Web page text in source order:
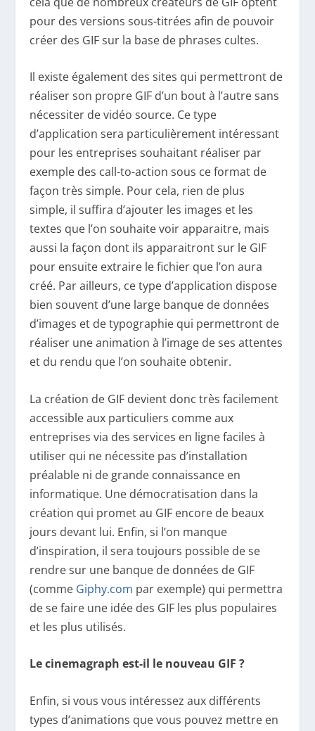
pour des versions sous-titrées afin de pouvoir
créer des GIF sur la base de phrases cultes.
Il existe également des sites qui permettront de
réaliser son propre GIF d’un bout à l’autre sans
nécessiter de vidéo source. Ce type
d’application sera particulièrement intéressant
pour les entreprises souhaitant réaliser par
exemple des call-to-action sous ce format de
façon très simple. Pour cela, rien de plus
simple, il suffira d’ajouter les images et les
textes que l’on souhaite voir apparaitre, mais
aussi la façon dont ils apparaitront sur le GIF
pour ensuite extraire le fichier que l’on aura
créé. Par ailleurs, ce type d’application dispose
bien souvent d’une large banque de données
d’images et de typographie qui permettront de
réaliser une animation à l’image de ses attentes
et du rendu que l’on souhaite obtenir.
La création de GIF devient donc très facilement
accessible aux particuliers comme aux
entreprises via des services en ligne faciles à
utiliser qui ne nécessite pas d’installation
préalable ni de grande connaissance en
informatique. Une démocratisation dans la
création qui promet au GIF encore de beaux
jours devant lui. Enfin, si l’on manque
d’inspiration, il sera toujours possible de se
rendre sur une banque de données de GIF
(comme Giphy.com par exemple) qui permettra
de se faire une idée des GIF les plus populaires
et les plus utilisés.
Le cinemagraph est-il le nouveau GIF ?
Enfin, si vous vous intéressez aux différents
types d’animations que vous pouvez mettre en